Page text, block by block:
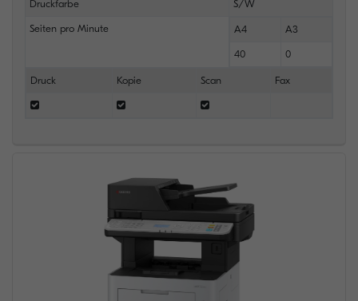
Druckfarbe S/W
Seiten pro Minute A4 A3
40 0
Druck Kopie Scan Fax